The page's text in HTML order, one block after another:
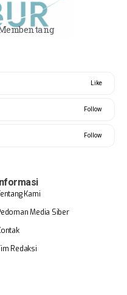
Like
Follow
Follow
Kami
Media Siber
Redaksi